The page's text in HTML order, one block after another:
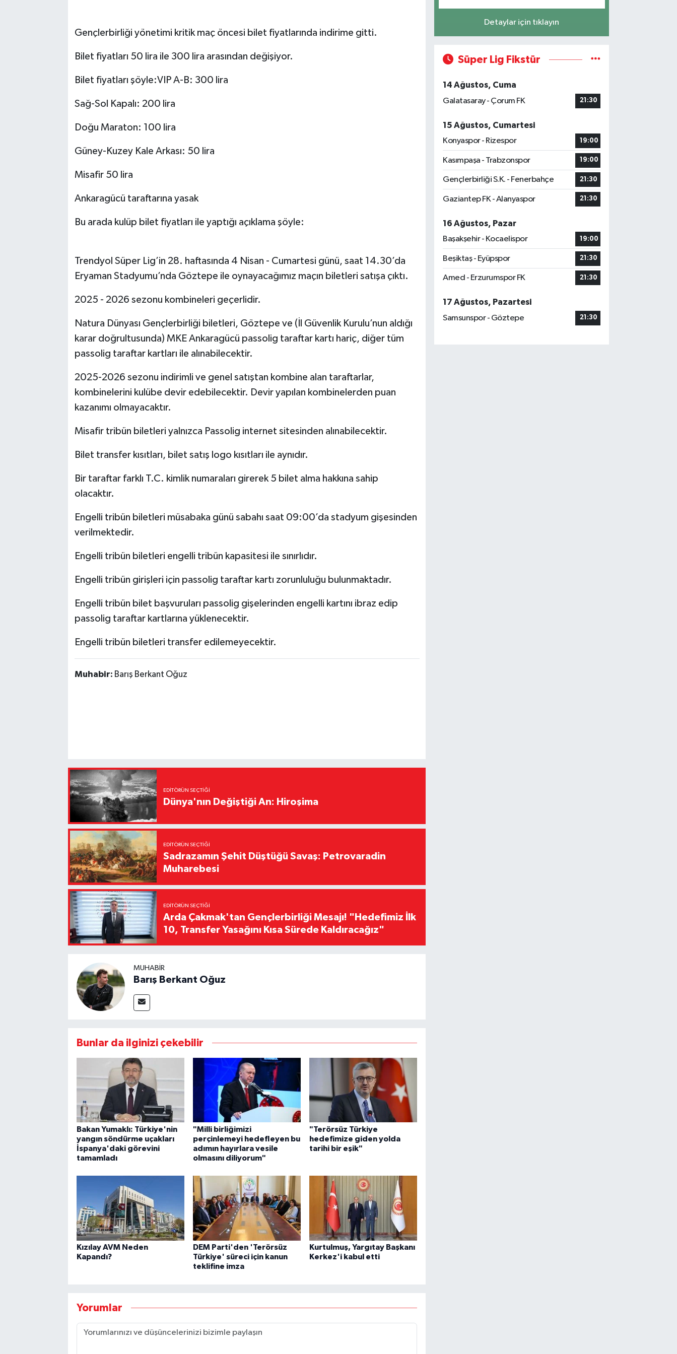
Gençlerbirliği yönetimi kritik maç öncesi bilet fiyatlarında indirime gitti.
Bilet fiyatları 50 lira ile 300 lira arasından değişiyor.
Bilet fiyatları şöyle:VIP A-B: 300 lira
Sağ-Sol Kapalı: 200 lira
Doğu Maraton: 100 lira
Güney-Kuzey Kale Arkası: 50 lira
Misafir 50 lira
Ankaragücü taraftarına yasak
Bu arada kulüp bilet fiyatları ile yaptığı açıklama şöyle:
Trendyol Süper Lig’in 28. haftasında 4 Nisan - Cumartesi günü, saat 14.30’da
Eryaman Stadyumu’nda Göztepe ile oynayacağımız maçın biletleri satışa çıktı.
2025 - 2026 sezonu kombineleri geçerlidir.
Natura Dünyası Gençlerbirliği biletleri, Göztepe ve (İl Güvenlik Kurulu’nun aldığı
karar doğrultusunda) MKE Ankaragücü passolig taraftar kartı hariç, diğer tüm
passolig taraftar kartları ile alınabilecektir.
2025-2026 sezonu indirimli ve genel satıştan kombine alan taraftarlar,
kombinelerini kulübe devir edebilecektir. Devir yapılan kombinelerden puan
kazanımı olmayacaktır.
Misafir tribün biletleri yalnızca Passolig internet sitesinden alınabilecektir.
Bilet transfer kısıtları, bilet satış logo kısıtları ile aynıdır.
Bir taraftar farklı T.C. kimlik numaraları girerek 5 bilet alma hakkına sahip
olacaktır.
Engelli tribün biletleri müsabaka günü sabahı saat 09:00’da stadyum gişesinden
verilmektedir.
Engelli tribün biletleri engelli tribün kapasitesi ile sınırlıdır.
Engelli tribün girişleri için passolig taraftar kartı zorunluluğu bulunmaktadır.
Engelli tribün bilet başvuruları passolig gişelerinden engelli kartını ibraz edip
passolig taraftar kartlarına yüklenecektir.
Engelli tribün biletleri transfer edilemeyecektir.
Muhabir: Barış Berkant Oğuz
EDITÖRÜN SEÇTIĞI
Dünya'nın Değiştiği An: Hiroşima
EDITÖRÜN SEÇTIĞI
Sadrazamın Şehit Düştüğü Savaş: Petrovaradin
Muharebesi
EDITÖRÜN SEÇTIĞI
Arda Çakmak'tan Gençlerbirliği Mesajı! "Hedefimiz İlk
10, Transfer Yasağını Kısa Sürede Kaldıracağız"
MUHABIR
Barış Berkant Oğuz
Bunlar da ilginizi çekebilir
Bakan Yumaklı: Türkiye'nin
yangın söndürme uçakları
İspanya'daki görevini
tamamladı
"Milli birliğimizi
perçinlemeyi hedefleyen bu
adımın hayırlara vesile
olmasını diliyorum"
"Terörsüz Türkiye
hedefimize giden yolda
tarihi bir eşik"
Kızılay AVM Neden
Kapandı?
DEM Parti'den 'Terörsüz
Türkiye' süreci için kanun
teklifine imza
Kurtulmuş, Yargıtay Başkanı
Kerkez'i kabul etti
Yorumlar
Detaylar için tıklayın
Süper Lig Fikstür
14 Ağustos, Cuma
Galatasaray - Çorum FK
21:30
15 Ağustos, Cumartesi
Konyaspor - Rizespor
19:00
Kasımpaşa - Trabzonspor 19:00
Gençlerbirliği S.K. - Fenerbahçe 21:30
Gaziantep FK - Alanyaspor 21:30
16 Ağustos, Pazar
Başakşehir - Kocaelispor
19:00
Beşiktaş - Eyüpspor 21:30
Amed - Erzurumspor FK 21:30
17 Ağustos, Pazartesi
Samsunspor - Göztepe
21:30